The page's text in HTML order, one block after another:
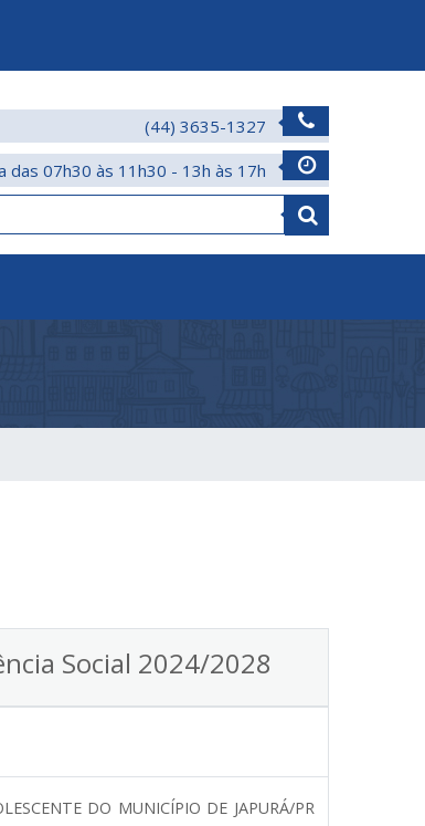
(44) 3635-1327
das 07h30 às 11h30 - 13h às 17h
Social 2024/2028
DO MUNICÍPIO DE JAPURÁ/PR